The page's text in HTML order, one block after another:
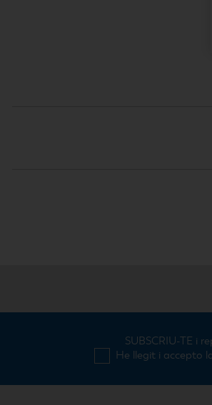
SUBSCRIU-TE i
He llegit i accepto